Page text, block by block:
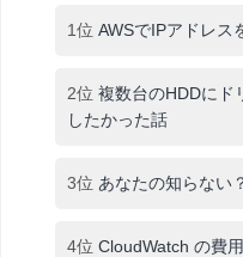
1位 AWSでIPアドレス
2位 複数台のHDDにド
したかった話
3位 あなたの知らない
4位 CloudWatch の費